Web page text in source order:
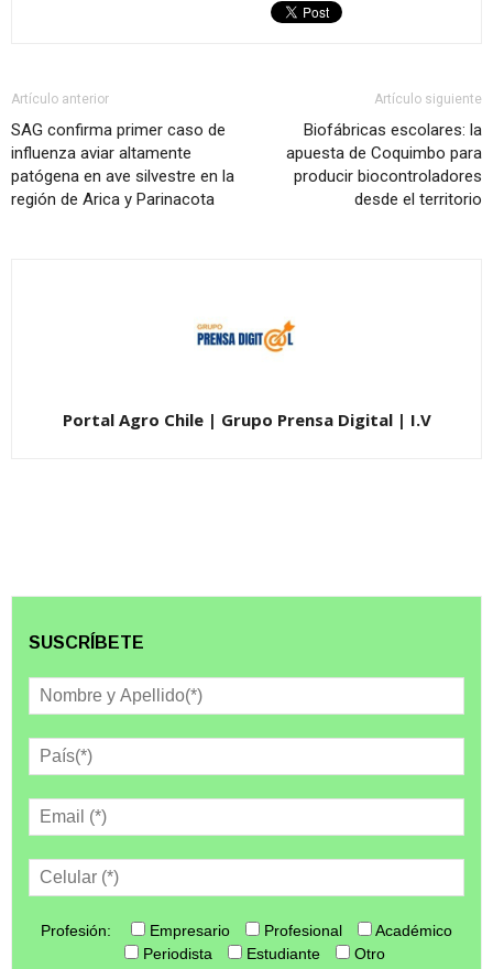
Artículo anterior
SAG confirma primer caso de
influenza aviar altamente
patógena en ave silvestre en la
región de Arica y Parinacota
Artículo siguiente
Biofábricas escolares: la
apuesta de Coquimbo para
producir biocontroladores
desde el territorio
Portal Agro Chile | Grupo Prensa Digital | I.V
SUSCRÍBETE
Profesión: Empresario Profesional
Académico
Periodista
Estudiante Otro